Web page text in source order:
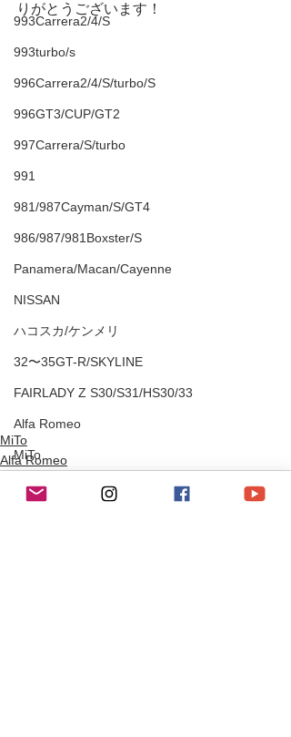
993Carrera2/4/S
993turbo/s
996Carrera2/4/S/turbo/S
996GT3/CUP/GT2
997Carrera/S/turbo
991
981/987Cayman/S/GT4
986/987/981Boxster/S
Panamera/Macan/Cayenne
NISSAN
ハコスカ/ケンメリ
32〜35GT-R/SKYLINE
FAIRLADY Z S30/S31/HS30/33
Alfa Romeo
MiTo
SZ/147/Giulia2000
りがとうございます！
MiTo
Alfa Romeo